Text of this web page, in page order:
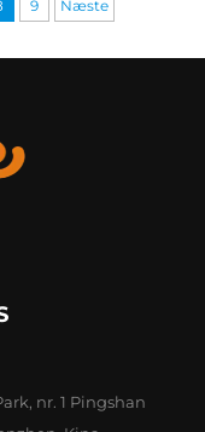
9 Næste
nr. 1 Pingshan